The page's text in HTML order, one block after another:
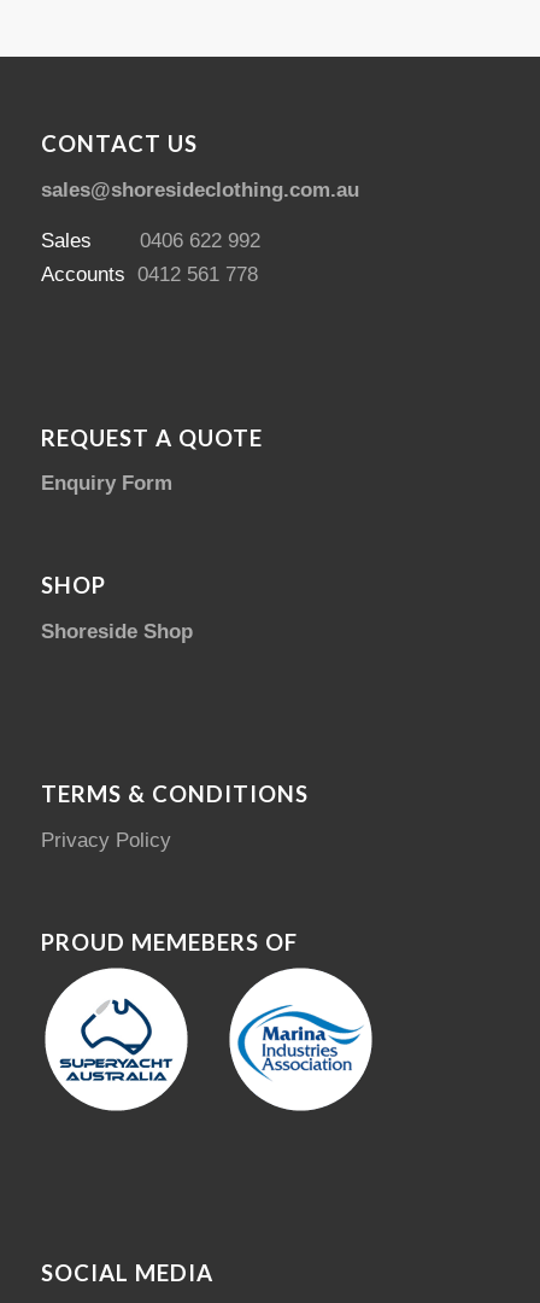
CONTACT US
sales@shoresideclothing.com.au
Sales 0406 622 992
Accounts 0412 561 778
REQUEST A QUOTE
Enquiry Form
SHOP
Shoreside Shop
TERMS & CONDITIONS
Privacy Policy
PROUD MEMEBERS OF
SOCIAL MEDIA